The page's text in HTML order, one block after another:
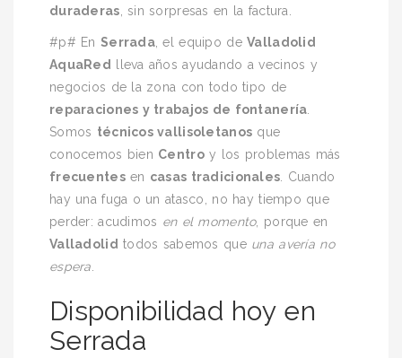
duraderas , sin sorpresas en la factura.
#p# En Serrada, el equipo deValladolid
AquaRed
lleva años ayudando a vecinos y
negocios de la zona con todo tipo de
reparaciones y trabajos de fontanería
Somos técnicos vallisoletanos que
conocemos bien Centroy los problemas más
frecuentesen casas tradicionales . Cuando
hay una fuga o un atasco, no hay tiempo que
perder: acudimos en el momento, porque en
Valladolid todos sabemos que una avería no
espera
Disponibilidad hoy en
Serrada